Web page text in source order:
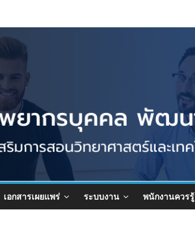
เอกสารเผยแพร่ ระบบงาน พนักงานควรรู้